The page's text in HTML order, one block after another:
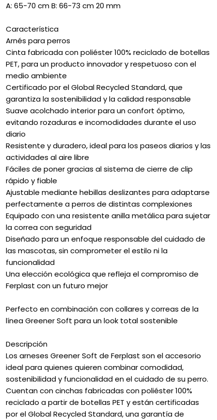
A: 65-70 cm B: 66-73 cm 20 mm
Característica
Arnés para perros
Cinta fabricada con poliéster 100% reciclado de botellas
PET, para un producto innovador y respetuoso con el
medio ambiente
Certificado por el Global Recycled Standard, que
garantiza la sostenibilidad y la calidad responsable
Suave acolchado interior para un confort óptimo,
evitando rozaduras e incomodidades durante el uso
diario
Resistente y duradero, ideal para los paseos diarios y las
actividades al aire libre
Fáciles de poner gracias al sistema de cierre de clip
rápido y fiable
Ajustable mediante hebillas deslizantes para adaptarse
perfectamente a perros de distintas complexiones
Equipado con una resistente anilla metálica para sujetar
la correa con seguridad
Diseñado para un enfoque responsable del cuidado de
las mascotas, sin comprometer el estilo ni la
funcionalidad
Una elección ecológica que refleja el compromiso de
Ferplast con un futuro mejor
Perfecto en combinación con collares y correas de la
línea Greener Soft para un look total sostenible
Descripción
Los arneses Greener Soft de Ferplast son el accesorio
ideal para quienes quieren combinar comodidad,
sostenibilidad y funcionalidad en el cuidado de su perro.
Cuentan con cinchas fabricadas con poliéster 100%
reciclado a partir de botellas PET y están certificadas
por el Global Recycled Standard, una garantía de